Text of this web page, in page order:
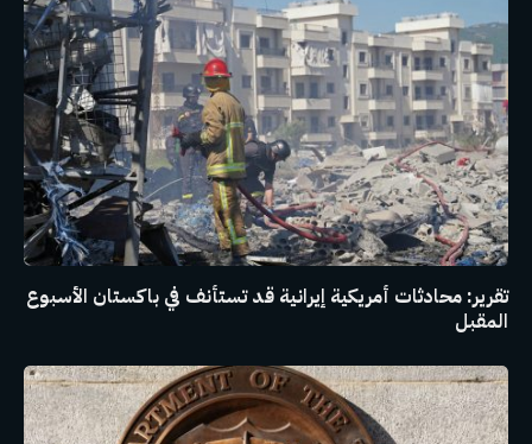
تقرير: محادثات أمريكية إيرانية قد تستأنف في باكستان الأسبوع
المقبل